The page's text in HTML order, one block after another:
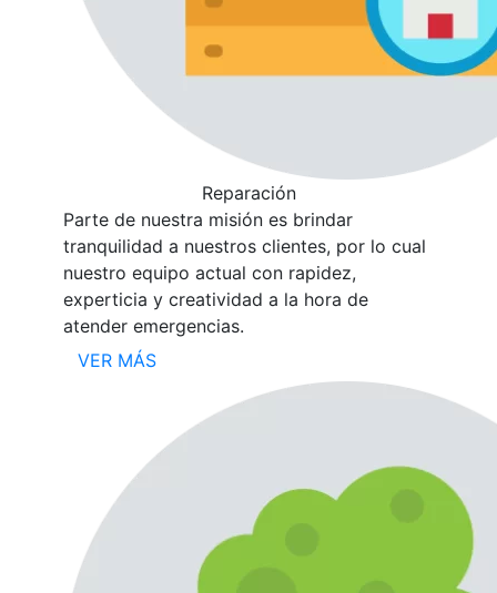
Reparación
Parte de nuestra misión es brindar
tranquilidad a nuestros clientes, por lo cual
nuestro equipo actual con rapidez,
experticia y creatividad a la hora de
atender emergencias.
VER MÁS